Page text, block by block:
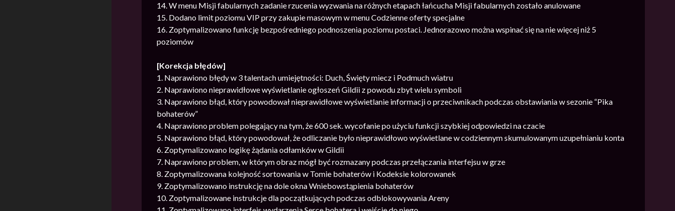
14. W menu Misji fabularnych zadanie rzucenia wyzwania na różnych etapach łańcucha Misji fabularnych zostało anulowane
15. Dodano limit poziomu VIP przy zakupie masowym w menu Codzienne oferty specjalne
16. Zoptymalizowano funkcję bezpośredniego podnoszenia poziomu postaci. Jednorazowo można wspinać się na nie więcej niż 5
poziomów
[Korekcja błędów]
1. Naprawiono błędy w 3 talentach umiejętności: Duch, Święty miecz i Podmuch wiatru
2. Naprawiono nieprawidłowe wyświetlanie ogłoszeń Gildii z powodu zbyt wielu symboli
3. Naprawiono błąd, który powodował nieprawidłowe wyświetlanie informacji o przeciwnikach podczas obstawiania w sezonie “Pika
bohaterów”
4. Naprawiono problem polegający na tym, że 600 sek. wycofanie po użyciu funkcji szybkiej odpowiedzi na czacie
5. Naprawiono błąd, który powodował, że odliczanie było nieprawidłowo wyświetlane w codziennym skumulowanym uzupełnianiu konta
6. Zoptymalizowano logikę żądania odłamków w Gildii
7. Naprawiono problem, w którym obraz mógł być rozmazany podczas przełączania interfejsu w grze
8. Zoptymalizowana kolejność sortowania w Tomie bohaterów i Kodeksie kolorowanek
9. Zoptymalizowano instrukcję na dole okna Wniebowstąpienia bohaterów
10. Zoptymalizowane instrukcje dla początkujących podczas odblokowywania Areny